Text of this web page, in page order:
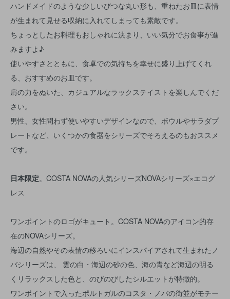
ハンドメイドのような少しいびつな丸い形も、重ねたお皿に表情
が生まれて見せる収納に入れてしまっても素敵です。
ちょっとしたお料理もおしゃれに決まり、いい気分でお食事が進
みますよ♪
使いやすさとともに、食卓での気持ちを幸せに盛り上げてくれ
る、おすすめのお皿です。
肩の力をぬいた、カジュアルなラックステイストを楽しんでくだ
さい。
男性、女性問わず使いやすいデザインなので、ボウルやサラダプ
レートなど、いくつかの食器をシリーズでそろえるのもおススメ
です。
日本限定。COSTA NOVAの人気シリーズNOVAシリーズ×エコグ
レス
ワンポイントのロゴがキュート。COSTA NOVAのアイコン的存
在のNOVAシリーズ。
海辺の自然やその表情の移ろいにインスパイアされて生まれたノ
バシリーズは、 雲の白・海辺の砂の色、海の青など海辺の明る
くリラックスした色と、のびのびしたシルエットが特徴的。
ワンポイントで入ったポルトガルのコスタ・ノバの街並がモチー